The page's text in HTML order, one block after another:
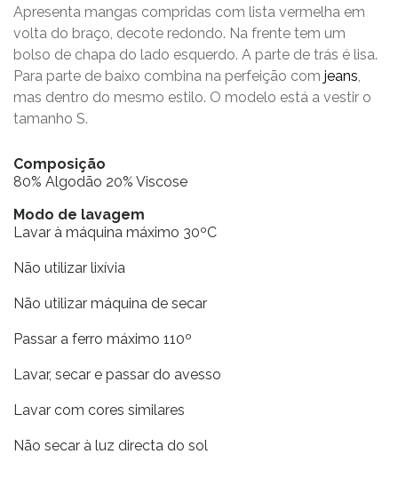
Apresenta mangas compridas com lista vermelha em
volta do braço, decote redondo. Na frente tem um
bolso de chapa do lado esquerdo. A parte de trás é lisa.
Para parte de baixo combina na perfeição com jeans,
mas dentro do mesmo estilo. O modelo está a vestir o
tamanho S.
Composição
80% Algodão 20% Viscose
Modo de lavagem
Lavar à máquina máximo 30ºC
Não utilizar lixívia
Não utilizar máquina de secar
Passar a ferro máximo 110º
Lavar, secar e passar do avesso
Lavar com cores similares
Não secar à luz directa do sol